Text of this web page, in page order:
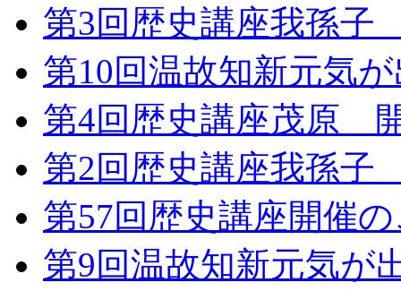
第3回歴史講座我孫
第10回温故知新元気
第4回歴史講座茂原
第2回歴史講座我孫
第57回歴史講座開催
第9回温故知新元気が